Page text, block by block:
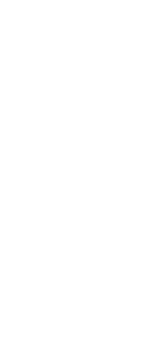
um e-mail